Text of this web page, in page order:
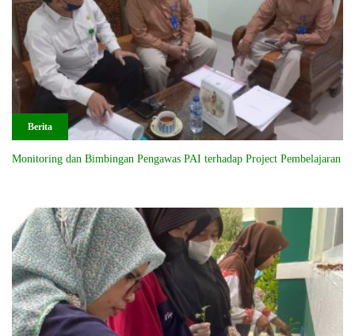
Berita
Monitoring dan Bimbingan Pengawas PAI terhadap Project Pembelajaran